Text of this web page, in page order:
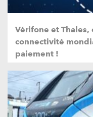
Vérifone et
connectivité
paiement !